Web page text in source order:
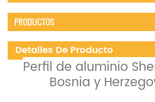
PRODUCTOS
Detalles De Producto
Perfil de aluminio
Bosnia y